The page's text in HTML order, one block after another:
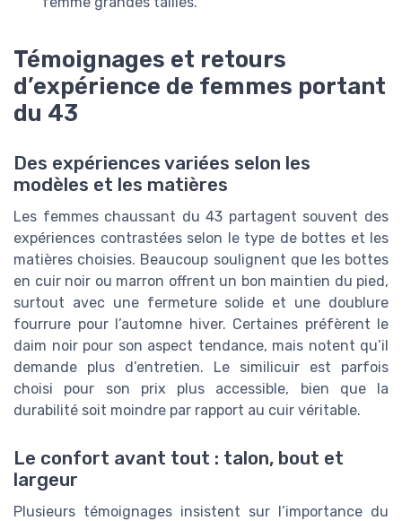
Témoignages et retours
d’expérience de femmes portant
du 43
Des expériences variées selon les
modèles et les matières
Les femmes chaussant du 43 partagent souvent des
expériences contrastées selon le type de bottes et les
matières choisies. Beaucoup soulignent que les bottes
en cuir noir ou marron offrent un bon maintien du pied,
surtout avec une fermeture solide et une doublure
fourrure pour l’automne hiver. Certaines préfèrent le
daim noir pour son aspect tendance, mais notent qu’il
demande plus d’entretien. Le similicuir est parfois
choisi pour son prix plus accessible, bien que la
durabilité soit moindre par rapport au cuir véritable.
Le confort avant tout : talon, bout et
largeur
Plusieurs témoignages insistent sur l’importance du